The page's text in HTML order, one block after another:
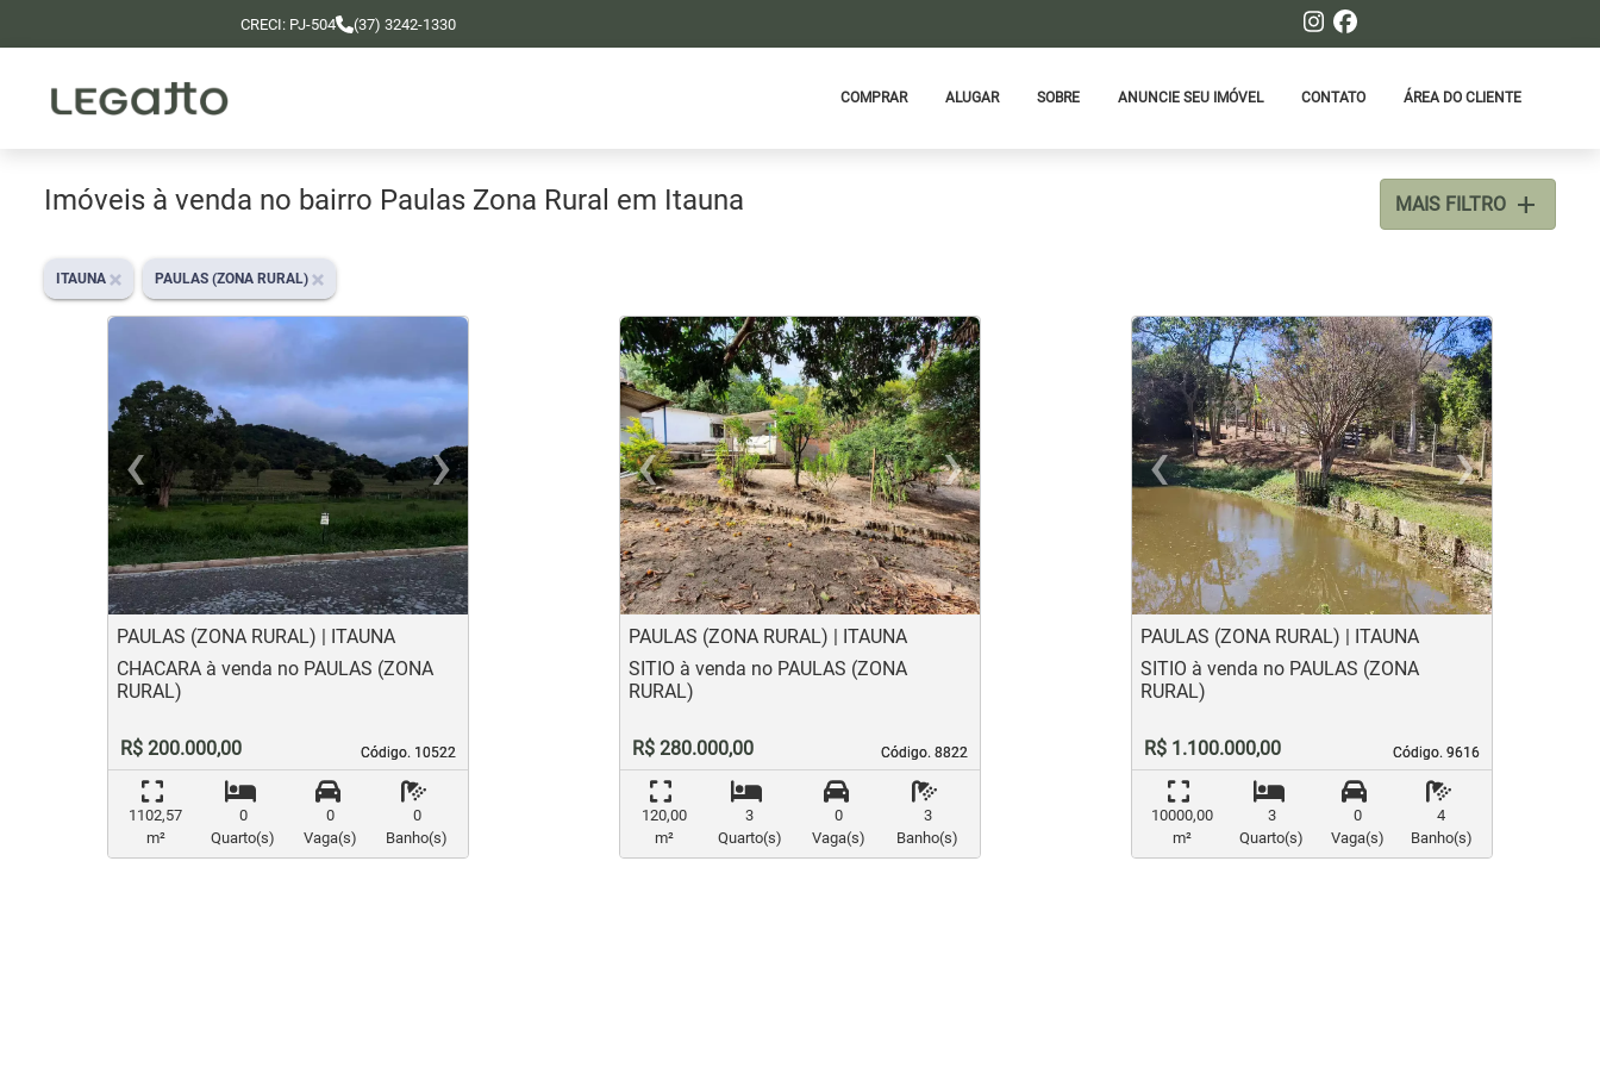
CRECI: PJ-504 (37) 3242-1330
COMPRAR ALUGAR SOBRE ANUNCIE SEU IMÓVEL CONTATO ÁREA DO CLIENTE
Imóveis à venda no bairro Paulas Zona Rural em Itauna MAIS FILTRO add
ITAUNA PAULAS (ZONA RURAL)
‹
Previous
›
Next
PAULAS (ZONA RURAL) | ITAUNA
Código. 10522
Código. 10522
CHACARA à venda no PAULAS (ZONA
RURAL)
R$ 200.000,00
1102,57
m²
0
Quarto(s)
0
Vaga(s)
0
Banho(s)
‹
Previous
›
Next
PAULAS (ZONA RURAL) | ITAUNA
Código. 8822
Código. 8822
SITIO à venda no PAULAS (ZONA
RURAL)
R$ 280.000,00
120,00
m²
3
Quarto(s)
0
Vaga(s)
3
Banho(s)
‹
Previous
›
PAULAS (ZONA RURAL) | ITAUNA
Código. 9616
Código. 9616
SITIO à venda no PAULAS (ZONA
RURAL)
R$ 1.100.000,00
10000,00
m²
3
Quarto(s)
0
Vaga(s)
4
Banho(s)